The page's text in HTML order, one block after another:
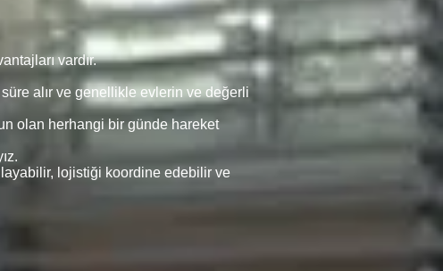
vardır.
alır ve genellikle evlerin ve değerli
olan herhangi bir günde hareket
lojistiği koordine edebilir ve